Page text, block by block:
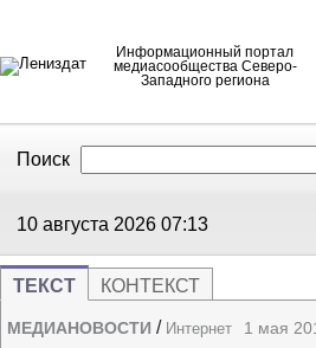
Информационный портал
медиасообщества Северо-
Западного региона
Поиск
10 августа 2026 07:13
ТЕКСТ КОНТЕКСТ
МЕДИАНОВОСТИ / Интернет 1 мая